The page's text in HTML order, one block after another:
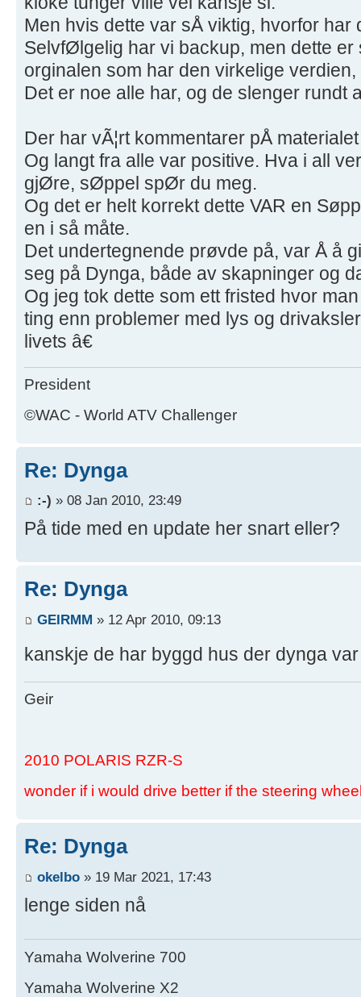
Men hvis dette var sÅ viktig, hvorfor har
SelvfØlgelig har vi backup, men dette er
orginalen som har den virkelige
Det er noe alle har, og de slenger rundt
Der har vÃ¦rt kommentarer pÅ
Og langt fra alle var positive. Hva i all
gjØre, sØppel spØr du meg.
Og det er helt korrekt dette VAR en
en i så måte.
Det undertegnende prøvde på, var Å å
seg på Dynga, både av skapninger og
Og jeg tok dette som ett fristed hvor
ting enn problemer med lys og
livets â€
President
©WAC - World ATV Challenger
Re: Dynga
:-) » 08 Jan 2010, 23:49
På tide med en update her snart eller?
Re: Dynga
GEIRMM » 12 Apr 2010, 09:13
kanskje de har byggd hus der dynga
Geir
2010 POLARIS RZR-S
wonder if i would drive better if the steering
Re: Dynga
okelbo » 19 Mar 2021, 17:43
lenge siden nå
Yamaha Wolverine 700
Yamaha Wolverine X2